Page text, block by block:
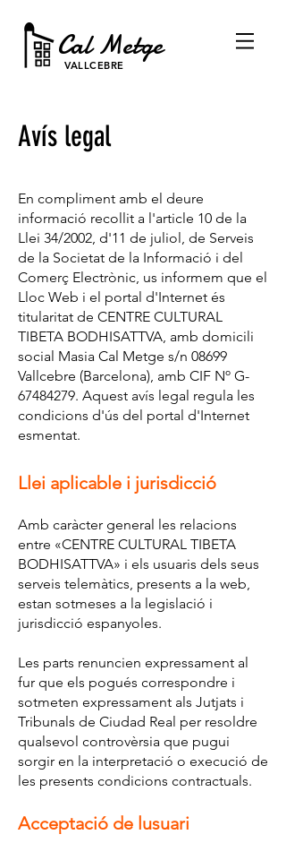
Cal Metge
VALLCEBRE
Avís legal
En compliment amb el deure
informació recollit a l'article 10 de la
Llei 34/2002, d'11 de juliol, de Serveis
de la Societat de la Informació i del
Comerç Electrònic, us informem que el
Lloc Web i el portal d'Internet és
titularitat de CENTRE CULTURAL
TIBETA BODHISATTVA, amb domicili
social Masia Cal Metge s/n 08699
Vallcebre (Barcelona), amb CIF Nº G-
67484279. Aquest avís legal regula les
condicions d'ús del portal d'Internet
esmentat.
Llei aplicable i jurisdicció
Amb caràcter general les relacions
entre «CENTRE CULTURAL TIBETA
BODHISATTVA» i els usuaris dels seus
serveis telemàtics, presents a la web,
estan sotmeses a la legislació i
jurisdicció espanyoles.
Les parts renuncien expressament al
fur que els pogués correspondre i
sotmeten expressament als Jutjats i
Tribunals de Ciudad Real per resoldre
qualsevol controvèrsia que pugui
sorgir en la interpretació o execució de
les presents condicions contractuals.
Acceptació de lusuari